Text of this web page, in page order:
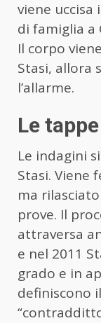
viene uccisa
di famiglia a
Il corpo
Stasi, allora
l’allarme.
Le
Le indagini
Stasi. Viene
ma
prove. Il
attraversa
e nel 2011
grado e in
definiscono